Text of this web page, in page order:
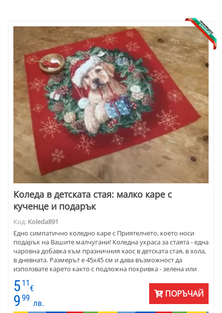
Коледа в детската стая: малко каре с
кученце и подарък
Код: Koleda891
Едно симпатично коледно каре с Приятелчето, което носи
подарък на Вашите малчугани! Коледна украса за стаята - една
чаровна добавка към празничния хаос в детската стая, в хола,
в дневната. Размерът е 45x45 см и дава възможност да
използвате карето както с подложна покривка - зелена или
червена, така и направо върху дървен или стъклен плот.
Веселият Рошльо отваря подарък с муцунка.
5 11
€
9 99
лв.
ПОРЪЧАЙ